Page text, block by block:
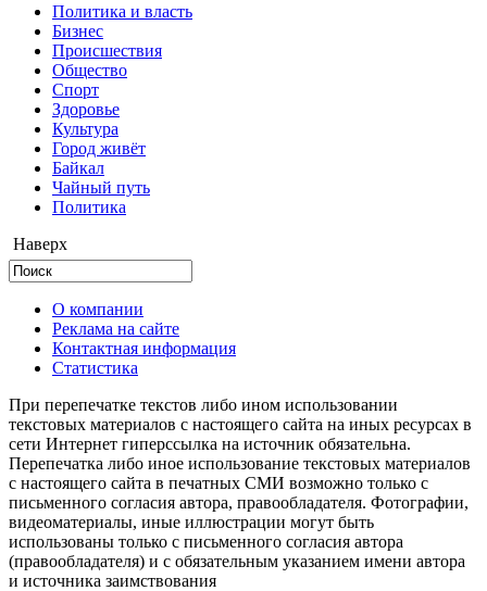
Политика и власть
Бизнес
Происшествия
Общество
Cпорт
Здоровье
Культура
Город живёт
Байкал
Чайный путь
Политика
Наверх
О компании
Реклама на сайте
Контактная информация
Статистика
При перепечатке текстов либо ином использовании
текстовых материалов с настоящего сайта на иных ресурсах в
сети Интернет гиперссылка на источник обязательна.
Перепечатка либо иное использование текстовых материалов
с настоящего сайта в печатных СМИ возможно только с
письменного согласия автора, правообладателя. Фотографии,
видеоматериалы, иные иллюстрации могут быть
использованы только с письменного согласия автора
(правообладателя) и с обязательным указанием имени автора
и источника заимствования